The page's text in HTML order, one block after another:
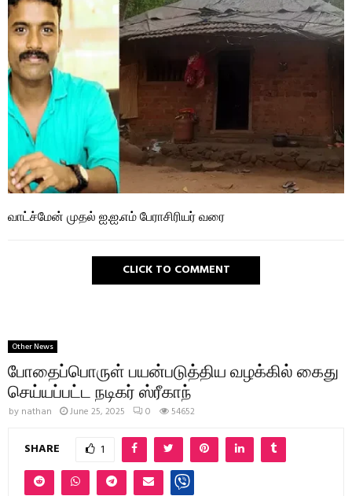
வாட்ச்மேன் முதல் ஐ.ஐ.எம் பேராசிரியர் வரை
CLICK TO COMMENT
Other News
போதைப்பொருள் பயன்படுத்திய வழக்கில் கைது
செய்யப்பட்ட நடிகர் ஸ்ரீகாந்
by nathan June 25, 2025 0 54652
SHARE 1